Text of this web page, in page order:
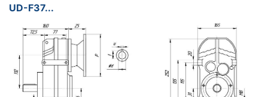
UD-F37...